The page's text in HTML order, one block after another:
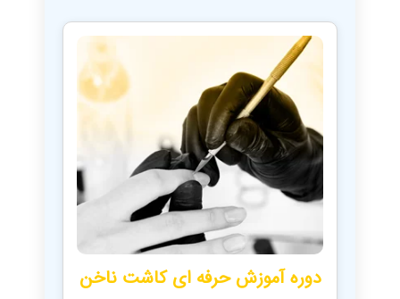
دوره آموزش حرفه ای کاشت ناخن